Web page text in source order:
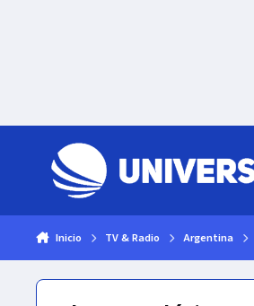
Inicio TV & Radio Argentina